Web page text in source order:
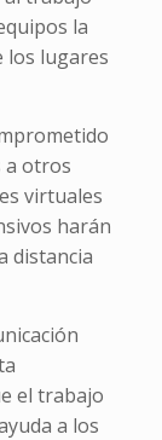
la
los lugares
a otros
virtuales
harán
distancia
el trabajo
a los